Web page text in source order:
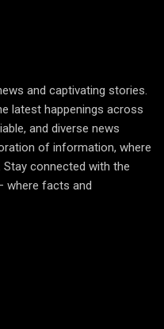
and captivating stories.
latest happenings across
and diverse news
of information, where
connected with the
where facts and